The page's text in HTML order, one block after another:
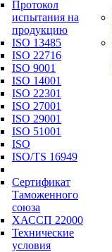
Протокол
испытания на
продукцию
ISO 13485
ISO 22716
ISO 9001
ISO 14001
ISO 22301
ISO 27001
ISO 29001
ISO 51001
ISO
ISO/TS 16949
Сертификат
Таможенного
союза
ХАССП 22000
Технические
условия